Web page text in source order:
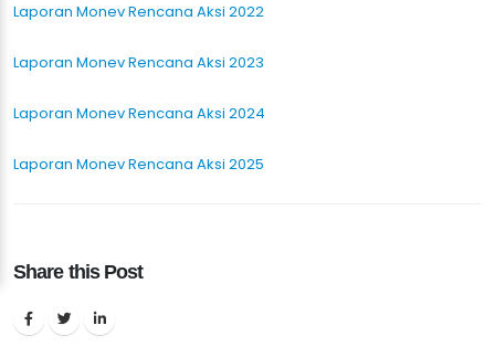
Laporan Monev Rencana Aksi 2022
Laporan Monev Rencana Aksi 2023
Laporan Monev Rencana Aksi 2024
Laporan Monev Rencana Aksi 2025
Share this Post